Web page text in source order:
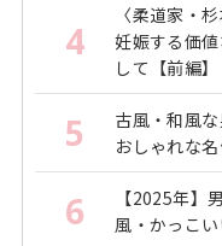
4
〈柔道家・
妊娠する価
して【前編】
5
古風・和風
おしゃれな
6
【2025年】
風・かっこ